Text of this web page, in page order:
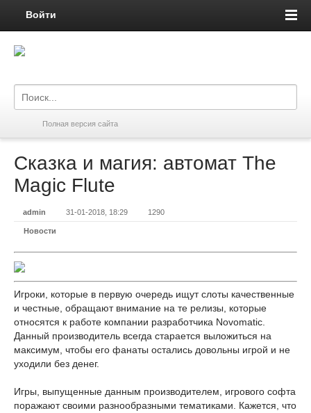
Войти
Полная версия сайта
Сказка и магия: автомат The
Magic Flute
admin 31-01-2018, 18:29 1290
Новости
Игроки, которые в первую очередь ищут слоты качественные
и честные, обращают внимание на те релизы, которые
относятся к работе компании разработчика Novomatic.
Данный производитель всегда старается выложиться на
максимум, чтобы его фанаты остались довольны игрой и не
уходили без денег.
Игры, выпущенные данным производителем, игрового софта
поражают своими разнообразными тематиками. Кажется, что